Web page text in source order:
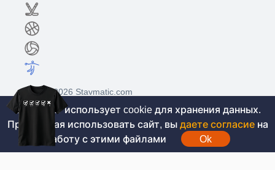
©2017-2026 Stavmatic.com
Для лиц старше 18 лет. На сайте не
проводятся игры на денежные средства, вся
Этот сайт использует cookie для хранения данных.
Продолжая использовать сайт, вы даете согласие на
работу с этими файлами
Ok